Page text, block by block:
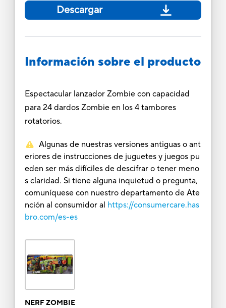
Descargar
Información sobre el producto
Espectacular lanzador Zombie con capacidad
para 24 dardos Zombie en los 4 tambores
rotatorios.
Algunas de nuestras versiones antiguas o ant
eriores de instrucciones de juguetes y juegos pu
eden ser más difíciles de descifrar o tener meno
s claridad. Si tiene alguna inquietud o pregunta,
comuníquese con nuestro departamento de Ate
nción al consumidor al https://consumercare.has
bro.com/es-es
NERF ZOMBIE